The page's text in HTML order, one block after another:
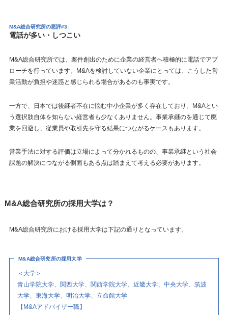
M&A総合研究所の悪評#3:
電話が多い・しつこい
M&A総合研究所では、案件創出のために企業の経営者へ積極的に電話でアプ
ローチを行っています。M&Aを検討していない企業にとっては、こうした営
業活動が負担や迷惑と感じられる場合があるのも事実です。
一方で、日本では後継者不在に悩む中小企業が多く存在しており、M&Aとい
う選択肢自体を知らない経営者も少なくありません。事業承継のを通じて廃
業を回避し、従業員や取引先を守る結果につながるケースもあります。
営業手法に対する評価は立場によって分かれるものの、事業承継という社会
課題の解決につながる側面もある点は踏まえて考える必要があります。
M&A総合研究所の採用大学は？
M&A総合研究所における採用大学は下記の通りとなっています。
M&A総合研究所の採用大学
＜大学＞
青山学院大学、関西大学、関西学院大学、近畿大学、中央大学、筑波
大学、東海大学、明治大学、立命館大学
【M&Aアドバイザー職】